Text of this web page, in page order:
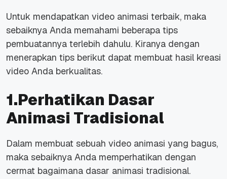
Untuk mendapatkan video animasi terbaik, maka
sebaiknya Anda memahami beberapa tips
pembuatannya terlebih dahulu. Kiranya dengan
menerapkan tips berikut dapat membuat hasil kreasi
video Anda berkualitas.
1.Perhatikan Dasar
Animasi Tradisional
Dalam membuat sebuah video animasi yang bagus,
maka sebaiknya Anda memperhatikan dengan
cermat bagaimana dasar animasi tradisional.